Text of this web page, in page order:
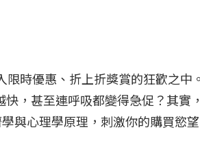
時優惠、折上折獎賞的狂歡之
，甚至連呼吸都變得急促？其實
與心理學原理，刺激你的購買慾望